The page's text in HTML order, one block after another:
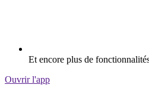
Et encore plus de
Ouvrir l'app